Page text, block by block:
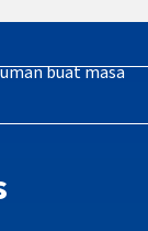
buat masa